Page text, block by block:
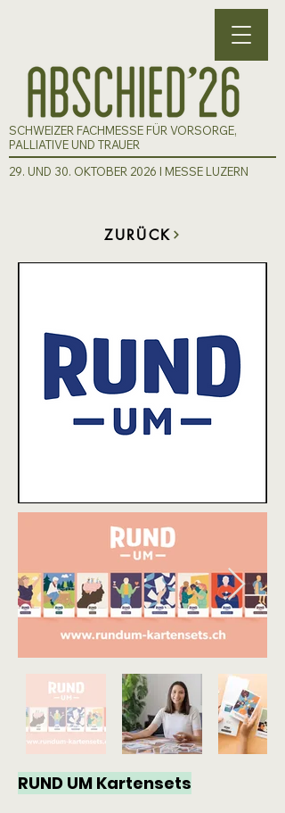
SCHWEIZER FACHMESSE FÜR VORSORGE,
PALLIATIVE UND TRAUER
29. UND 30. OKTOBER 2026 I MESSE LUZERN
ZURÜCK
RUND UM Kartensets